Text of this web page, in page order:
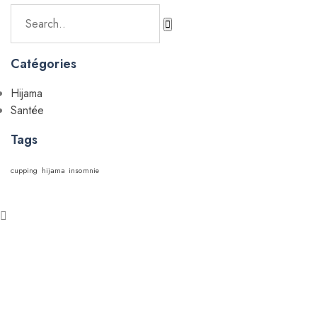
Catégories
Hijama
Santée
Tags
cupping hijama insomnie